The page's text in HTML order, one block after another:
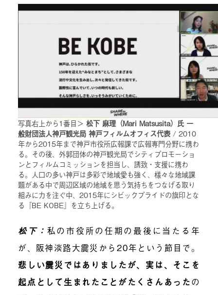
写真右上から1番目＞松下 麻理（Mari Matsusita）氏 一
般財団法人神戸観光局 神戸フィルムオフィス代表/ 2010
年から2015年まで神戸市役所広報課で広報専門分野に携わ
る。その後、外郭団体の神戸観光局でシティプロモーショ
ンとフィルムコミッションを担当し、誘致・支援に携わ
る。人口の多い神戸は多彩で地域愛も強く、様々な地域課
題がある中で周辺区域の地域を思う気持ちをつなげる取り
組みに力を注ぐ中、2015年にシビックプライドの旗印とな
る『BE KOBE』を立ち上げる。
松下： 私の市役所の任期の最後に当たる年
が、阪神淡路大震災から20年という節目で。
悲しい震災ではありましたが、実は、そこを
起点として生まれたことがたくさんあったの